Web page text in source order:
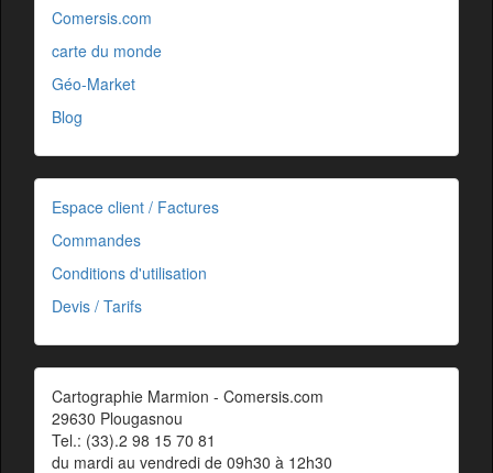
Comersis.com
carte du monde
Géo-Market
Blog
Espace client / Factures
Commandes
Conditions d'utilisation
Devis / Tarifs
Cartographie Marmion - Comersis.com
29630 Plougasnou
Tel.: (33).2 98 15 70 81
du mardi au vendredi de 09h30 à 12h30